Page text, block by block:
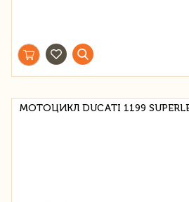
МОТОЦИКЛ DUCATI 1199